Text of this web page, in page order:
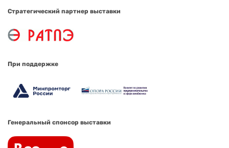
Стратегический партнер выставки
При поддержке
Генеральный спонсор выставки